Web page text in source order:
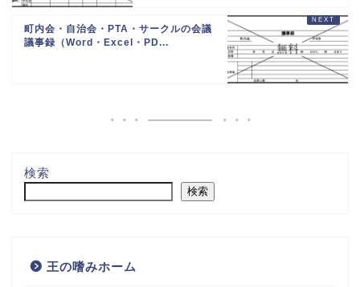
町内会・自治会・PTA・サークルの会議
議事録（Word・Excel・PD...
検索
検索
王の嗜みホーム